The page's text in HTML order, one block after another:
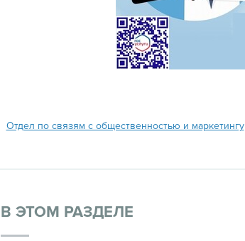
Отдел по связям с общественностью и маркетингу
В ЭТОМ РАЗДЕЛЕ